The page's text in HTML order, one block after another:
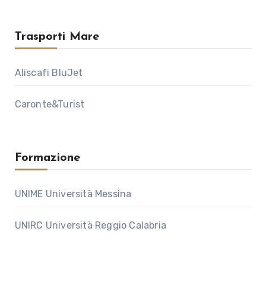
Trasporti Mare
Aliscafi BluJet
Caronte&Turist
Formazione
UNIME Università Messina
UNIRC Università Reggio Calabria